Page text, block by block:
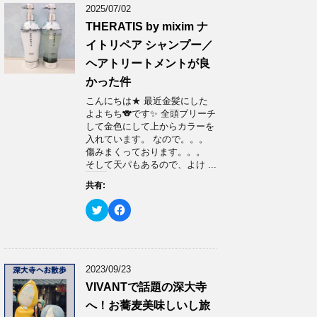
2025/07/02
THERATIS by mixim ナ
イトリペア シャンプー／
ヘアトリートメントが良
かった件
こんにちは★ 最近金髪にした
よよちち🐨です✨ 全頭ブリーチ
して金色にして上からカラーを
入れています。 なので。。。
傷みまくっております。。。
そして天パもあるので、よけ ...
共有:
ク
リ
て
w
t
t
e
r
F
a
o
k
共
有
す
る
2023/09/23
VIVANTで話題の深大寺
へ！お蕎麦美味しいし旅